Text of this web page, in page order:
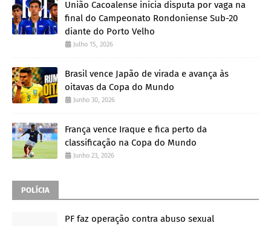
União Cacoalense inicia disputa por vaga na
final do Campeonato Rondoniense Sub-20
diante do Porto Velho
Julho 15, 2026
Brasil vence Japão de virada e avança às
oitavas da Copa do Mundo
Junho 30, 2026
França vence Iraque e fica perto da
classificação na Copa do Mundo
Junho 23, 2026
POLÍCIA
PF faz operação contra abuso sexual